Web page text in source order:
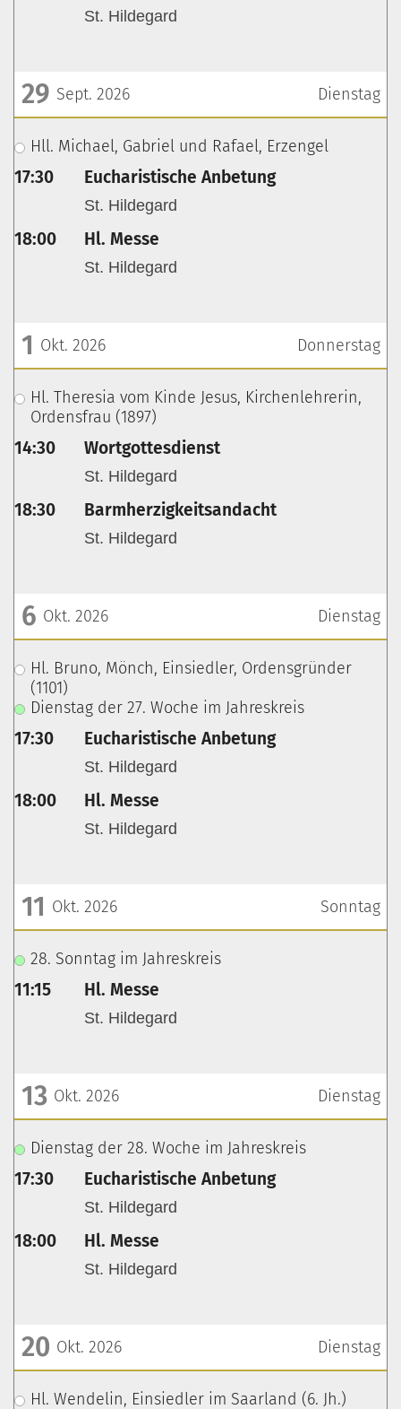
St. Hildegard
Dienstag
29 Sept. 2026
???msg.page.sr.date??? 29. September 2026
Hll. Michael, Gabriel und Rafael, Erzengel
17:30 Eucharistische Anbetung
St. Hildegard
18:00 Hl. Messe
St. Hildegard
Donnerstag
1 Okt. 2026
???msg.page.sr.date??? 1. Oktober 2026
Hl. Theresia vom Kinde Jesus, Kirchenlehrerin,
Ordensfrau (1897)
14:30 Wortgottesdienst
St. Hildegard
18:30 Barmherzigkeitsandacht
St. Hildegard
Dienstag
6 Okt. 2026
???msg.page.sr.date??? 6. Oktober 2026
Hl. Bruno, Mönch, Einsiedler, Ordensgründer
(1101)
Dienstag der 27. Woche im Jahreskreis
17:30 Eucharistische Anbetung
St. Hildegard
18:00 Hl. Messe
St. Hildegard
Sonntag
11 Okt. 2026
???msg.page.sr.date??? 11. Oktober 2026
28. Sonntag im Jahreskreis
11:15 Hl. Messe
St. Hildegard
Dienstag
13 Okt. 2026
???msg.page.sr.date??? 13. Oktober 2026
Dienstag der 28. Woche im Jahreskreis
17:30 Eucharistische Anbetung
St. Hildegard
18:00 Hl. Messe
St. Hildegard
Dienstag
20 Okt. 2026
???msg.page.sr.date??? 20. Oktober 2026
Hl. Wendelin, Einsiedler im Saarland (6. Jh.)